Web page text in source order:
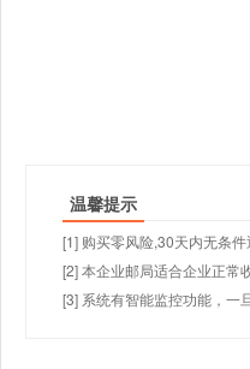
温馨提示
[1] 购买零风险,30天内无条
[2] 本企业邮局适合企业正常
[3] 系统有智能监控功能，一